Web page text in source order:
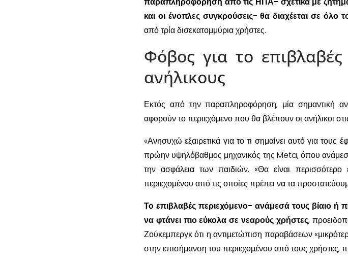
και οι ένοπλες συγκρούσεις- θα διαχέεται σε όλο
από τρία δισεκατομμύρια χρήστες.
Φόβος για το επιβλαβές
ανήλικους
Εκτός από την παραπληροφόρηση, μία σημαντική
αφορούν το περιεχόμενο που θα βλέπουν οι ανήλικοι
«Ανησυχώ εξαιρετικά για το τι σημαίνει αυτό για
πρώην υψηλόβαθμος μηχανικός της Meta, όπου
την ασφάλεια των παιδιών. «Θα είναι περισσότερο
περιεχομένου από τις οποίες πρέπει να τα
Το επιβλαβές περιεχόμενο- ανάμεσά τους βίαιο
να φτάνει πιο εύκολα σε νεαρούς χρήστες,
Ζούκεμπεργκ ότι η αντιμετώπιση παραβάσεων
στην επισήμανση του περιεχομένου από τους χρήστες,